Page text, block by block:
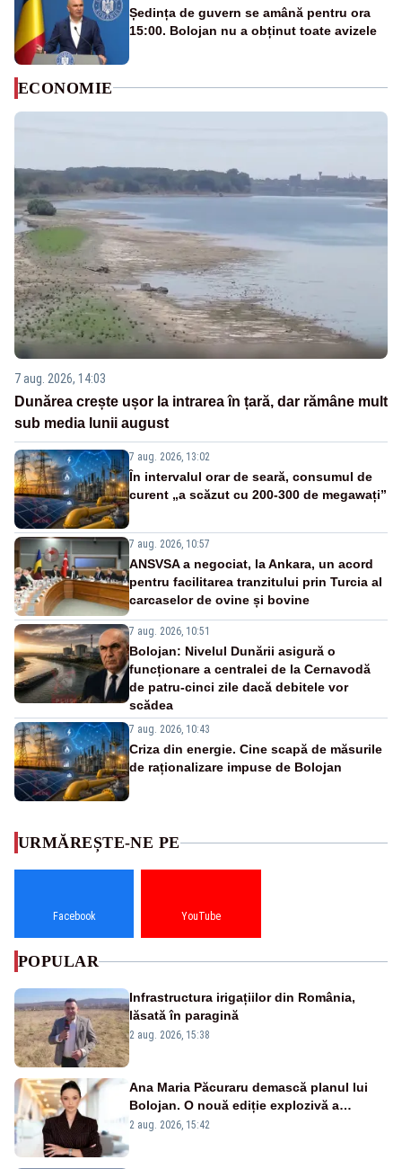
Ședința de guvern se amână pentru ora
15:00. Bolojan nu a obținut toate avizele
ECONOMIE
7 aug. 2026, 14:03
Dunărea crește ușor la intrarea în țară, dar rămâne mult
sub media lunii august
7 aug. 2026, 13:02
În intervalul orar de seară, consumul de
curent „a scăzut cu 200-300 de megawați”
7 aug. 2026, 10:57
ANSVSA a negociat, la Ankara, un acord
pentru facilitarea tranzitului prin Turcia al
carcaselor de ovine și bovine
7 aug. 2026, 10:51
Bolojan: Nivelul Dunării asigură o
funcționare a centralei de la Cernavodă
de patru-cinci zile dacă debitele vor
scădea
7 aug. 2026, 10:43
Criza din energie. Cine scapă de măsurile
de raționalizare impuse de Bolojan
URMĂREȘTE-NE PE
Facebook YouTube
POPULAR
Infrastructura irigațiilor din România,
lăsată în paragină
2 aug. 2026, 15:38
Ana Maria Păcuraru demască planul lui
Bolojan. O nouă ediție explozivă a
emisiunii „Miza Zilei” la Realitatea PLUS
2 aug. 2026, 15:42